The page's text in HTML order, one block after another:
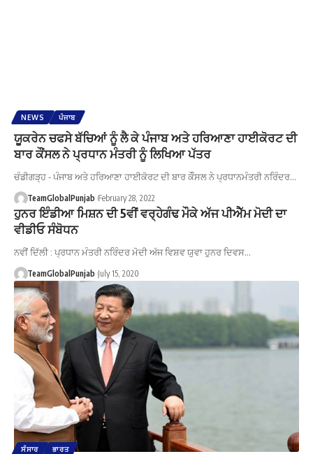
NEWS ਪੰਜਾਬ
ਯੂਕਰੇਨ ਚਫਸੇ ਬੱਚਿਆਂ ਨੂੰ ਲੈ ਕੇ ਪੰਜਾਬ ਅਤੇ ਹਰਿਆਣਾ ਹਾਈਕੋਰਟ ਦੀ
ਬਾਰ ਕੌਂਸਲ ਨੇ ਪ੍ਰਧਾਨ ਮੰਤਰੀ ਨੂੰ ਲਿਖਿਆ ਪੱਤਰ
ਚੰਡੀਗੜ੍ਹ - ਪੰਜਾਬ ਅਤੇ ਹਰਿਆਣਾ ਹਾਈਕੋਰਟ ਦੀ ਬਾਰ ਕੌੰਸਲ ਨੇ ਪ੍ਰਧਾਨਮੰਤਰੀ ਨਰਿੰਦਰ…
TeamGlobalPunjab February 28, 2022
ਹੁਨਰ ਇੰਡੀਆ ਮਿਸ਼ਨ ਦੀ 5ਵੀਂ ਵਰ੍ਹੇਗੰਢ ਮੌਕੇ ਅੱਜ ਪੀਐੱਮ ਮੋਦੀ ਦਾ
ਵੀਡੀਓ ਸੰਬੋਧਨ
ਨਵੀਂ ਦਿੱਲੀ : ਪ੍ਰਧਾਨ ਮੰਤਰੀ ਨਰਿੰਦਰ ਮੋਦੀ ਅੱਜ ਵਿਸ਼ਵ ਯੁਵਾ ਹੁਨਰ ਦਿਵਸ…
TeamGlobalPunjab July 15, 2020
ਸੰਸਾਰ ਭਾਰਤ